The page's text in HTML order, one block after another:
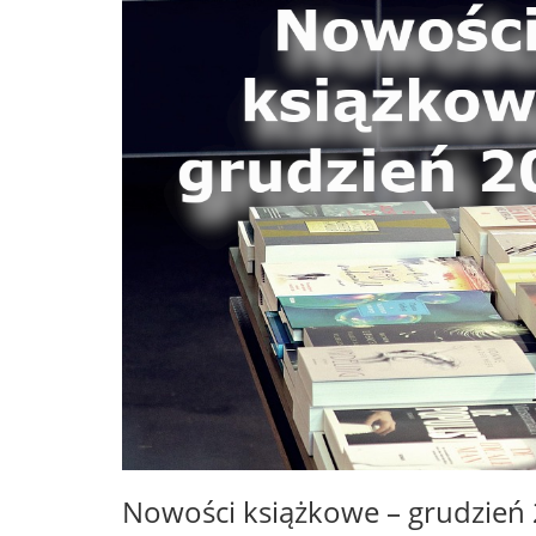
Nowości książkowe – grudzień